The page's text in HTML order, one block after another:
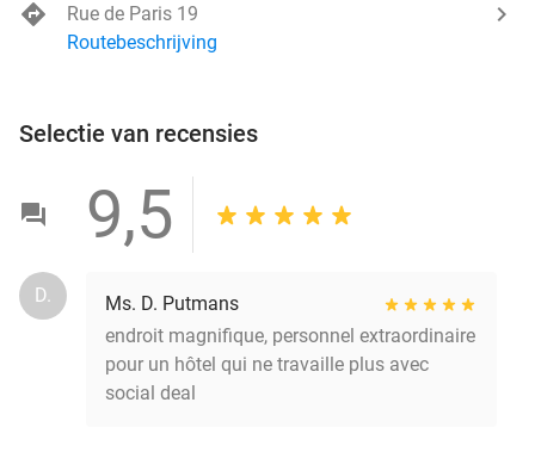
Rue de Paris 19
Routebeschrijving
Selectie van recensies
9,5
D.
Ms. D. Putmans
endroit magnifique, personnel extraordinaire
pour un hôtel qui ne travaille plus avec
social deal